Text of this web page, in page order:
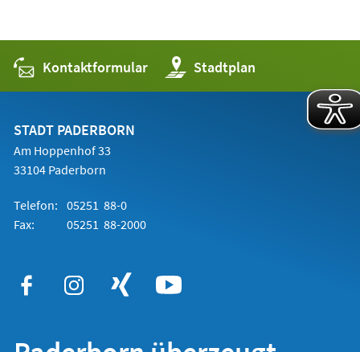
Kontaktformular Stadtplan
(Öffnet
in
einem
STADT PADERBORN
Am Hoppenhof 33
33104 Paderborn
Telefon: 05251 88-0
Fax:
05251 88-2000